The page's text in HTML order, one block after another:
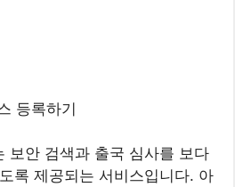
등록하기
보안 검색과 출국 심사를 보다
록 제공되는 서비스입니다. 아